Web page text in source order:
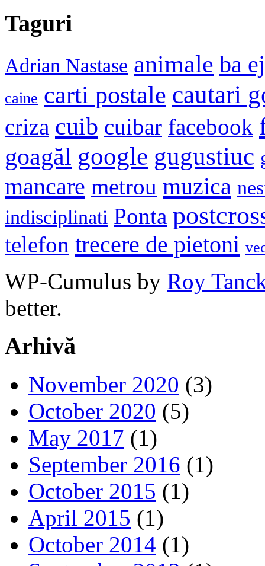
Taguri
Adrian Nastase animale ba
caine carti postale cautari
criza cuib cuibar facebook
goagăl google gugustiuc
mancare metrou muzica
indisciplinati Ponta
telefon trecere de pietoni
WP-Cumulus by Roy
better.
Arhivă
November 2020 (3)
October 2020 (5)
May 2017 (1)
September 2016 (1)
October 2015 (1)
April 2015 (1)
October 2014 (1)